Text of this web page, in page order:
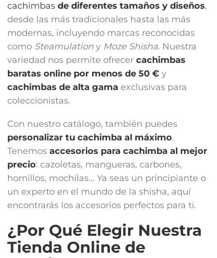
cachimbas de diferentes tamaños y diseños,
desde las más tradicionales hasta las más
modernas, incluyendo marcas reconocidas
como Steamulation y Moze Shisha. Nuestra
variedad nos permite ofrecer cachimbas
baratas online por menos de 50 € y
cachimbas de alta gama exclusivas para
coleccionistas.
Con nuestro catálogo, también puedes
personalizar tu cachimba al máximo.
Tenemos accesorios para cachimba al mejor
precio: cazoletas, mangueras, carbones,
hornillos, mochilas... Ya seas un principiante o
un experto en el mundo de la shisha, aquí
encontrarás los accesorios perfectos para ti.
¿Por Qué Elegir Nuestra
Tienda Online de